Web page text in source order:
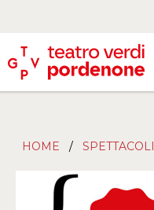
HOME / SPETTACOLI